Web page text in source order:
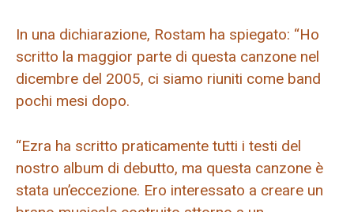
In una dichiarazione, Rostam ha spiegato: “Ho
scritto la maggior parte di questa canzone nel
dicembre del 2005, ci siamo riuniti come band
pochi mesi dopo.
“Ezra ha scritto praticamente tutti i testi del
nostro album di debutto, ma questa canzone è
stata un’eccezione. Ero interessato a creare un